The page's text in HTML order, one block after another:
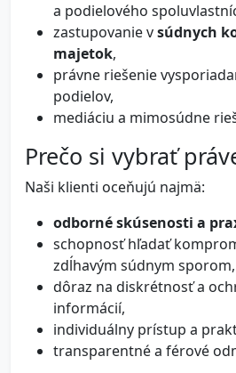
a podielového
zastupovanie vsúdnych
majetok,
právne riešenie
podielov,
mediáciu a mimosúdne
Prečo si vybrať
Naši klienti oceňujú najmä:
odborné skúsenosti a
schopnosť hľadať
zdĺhavým súdnym sporom,
dôraz na diskrétnosť a
informácií,
individuálny prístup a
transparentné a férové